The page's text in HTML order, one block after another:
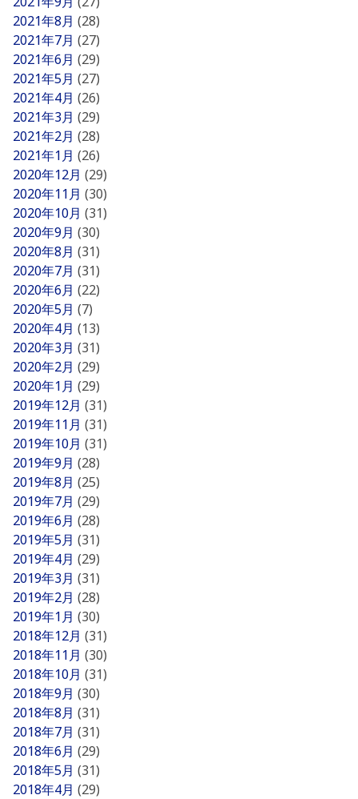
2021年8月 (28)
2021年7月 (27)
2021年6月 (29)
2021年5月 (27)
2021年4月 (26)
2021年3月 (29)
2021年2月 (28)
2021年1月 (26)
2020年12月 (29)
2020年11月 (30)
2020年10月 (31)
2020年9月 (30)
2020年8月 (31)
2020年7月 (31)
2020年6月 (22)
2020年5月 (7)
2020年4月 (13)
2020年3月 (31)
2020年2月 (29)
2020年1月 (29)
2019年12月 (31)
2019年11月 (31)
2019年10月 (31)
2019年9月 (28)
2019年8月 (25)
2019年7月 (29)
2019年6月 (28)
2019年5月 (31)
2019年4月 (29)
2019年3月 (31)
2019年2月 (28)
2019年1月 (30)
2018年12月 (31)
2018年11月 (30)
2018年10月 (31)
2018年9月 (30)
2018年8月 (31)
2018年7月 (31)
2018年6月 (29)
2018年5月 (31)
2018年4月 (29)